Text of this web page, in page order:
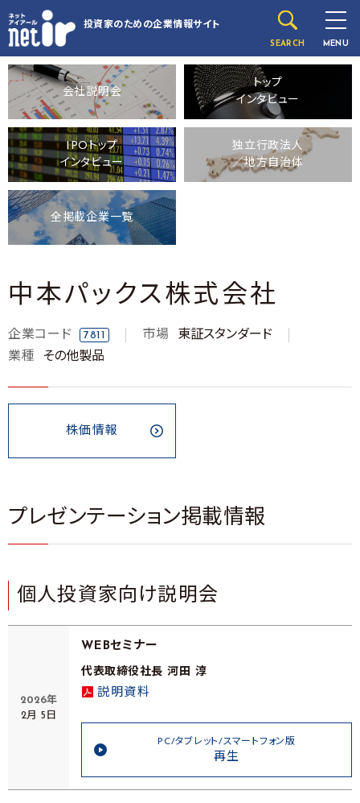
投資家のための企業情報サイト
SEARCH MENU
会社説明会
トップ
インタビュー
IPOトップ
インタビュー
独立行政法人
／地方自治体
全掲載企業一覧
中本パックス株式会社
企業コード 7811 市場
東証スタンダード
業種
その他製品
株価情報
プレゼンテーション掲載情報
個人投資家向け説明会
2026年
2月 5日
WEBセミナー
代表取締役社長 河田 淳
説明資料
PC/タブレット/スマートフォン版
再生